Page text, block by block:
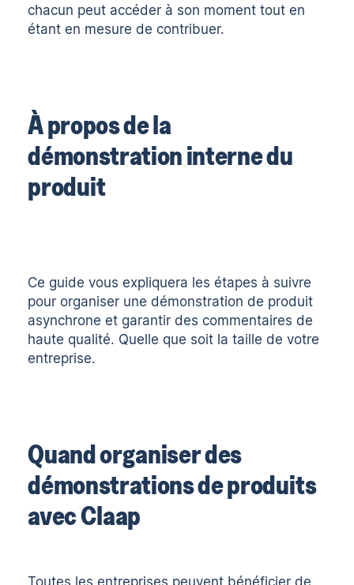
chacun peut accéder à son moment tout en
étant en mesure de contribuer.
À propos de la
démonstration interne du
produit
Ce guide vous expliquera les étapes à suivre
pour organiser une démonstration de produit
asynchrone et garantir des commentaires de
haute qualité. Quelle que soit la taille de votre
entreprise.
Quand organiser des
démonstrations de produits
avec Claap
Toutes les entreprises peuvent bénéficier de